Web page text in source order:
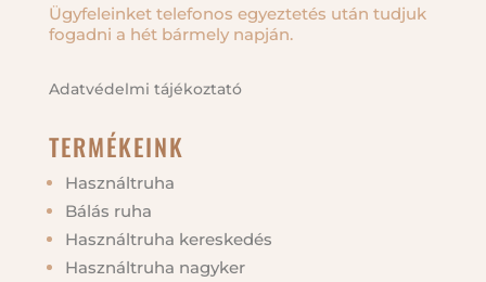
Ügyfeleinket telefonos egyeztetés után tudjuk
fogadni a hét bármely napján.
Adatvédelmi tájékoztató
TERMÉKEINK
Használtruha
Bálás ruha
Használtruha kereskedés
Használtruha nagyker